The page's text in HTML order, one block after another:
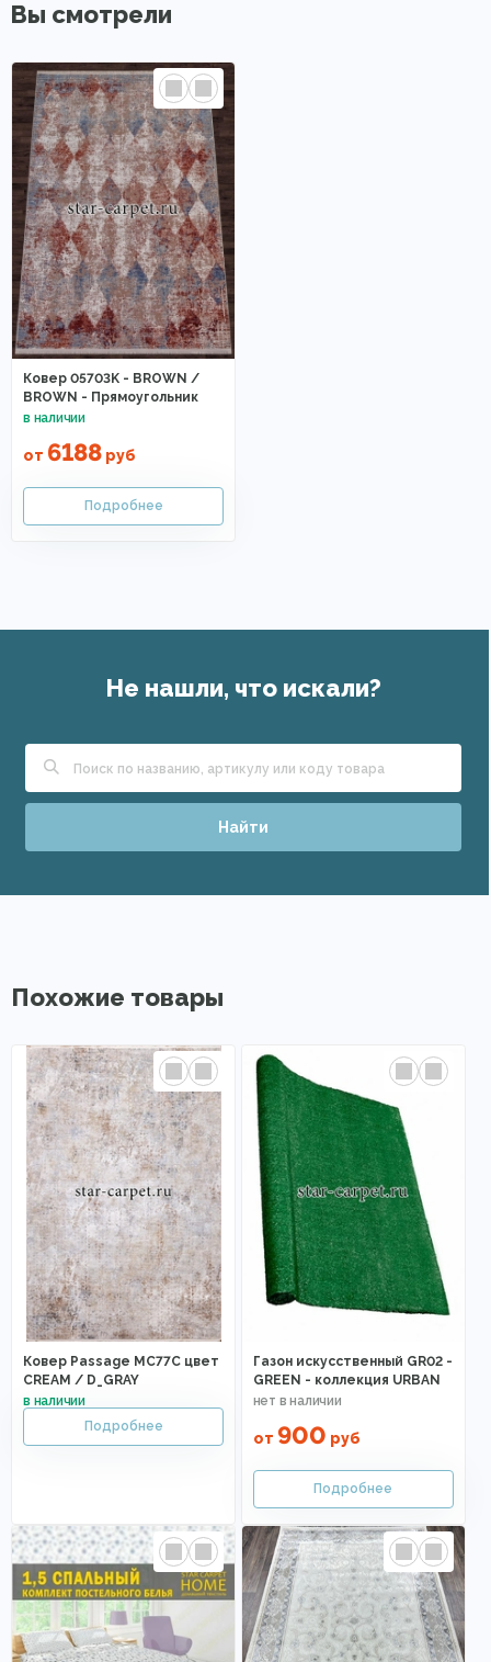
Вы смотрели
Ковер 05703K - BROWN /
BROWN - Прямоугольник
от 6188 руб
Не нашли, что искали?
Найти
Похожие товары
Ковер Passage MC77C цвет
CREAM / D_GRAY
Газон искусственный GR02 -
GREEN - коллекция URBAN
от 900 руб